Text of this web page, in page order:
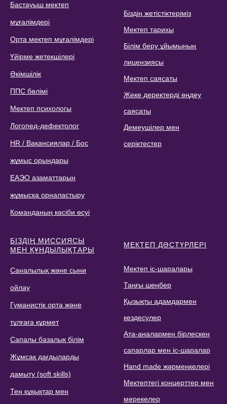
Бастауыш мектеп
мұғалімдері
Орта мектеп мұғалімдері
Үйірме жетекшілері
Әкімшілік
ППС бөлімі
Мектеп психологы
Логопед-дефектолог
HR / Вакансиялар / Бос
жұмыс орындары
ЕАЭО азаматтарын
жұмысқа орналастыру
Команданың кәсіби өсуі
Біздің жетістіктеріміз
Мектеп тарихы
Білім беру ұйымының
лицензиясы
Мектеп саясаты
Жеке деректерді өңдеу
саясаты
Демеушілер мен
серіктестер
БІЗДІҢ МИССИЯСЫ
МЕН ҚҰНДЫЛЫҚТАРЫ
Саналылық және сыни
ойлау
Гуманистік орта және
тұлғаға құрмет
Сапалы базалық білім
Жұмсақ дағдыларды
дамыту (soft skills)
Тең құқықтар мен
МЕКТЕП ДӘСТҮРЛЕРІ
Мектеп іс-шаралары
Таңғы шеңбер
Қызықты адамдармен
кездесулер
Ата-аналармен бірлескен
сапарлар мен іс-шаралар
Hand made жәрмеңкелері
Мектептегі концерттер мен
мерекелер